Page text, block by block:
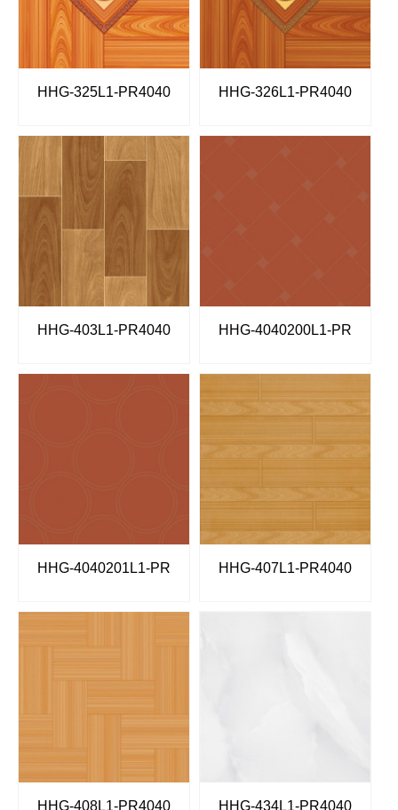
HHG-325L1-PR4040 HHG-326L1-PR4040
HHG-403L1-PR4040 HHG-4040200L1-PR
HHG-4040201L1-PR HHG-407L1-PR4040
HHG-408L1-PR4040 HHG-434L1-PR4040